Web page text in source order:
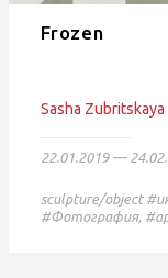
Frozen
Sasha Zubritskaya
22.01.2019 —
sculpture/object
#Фотография,